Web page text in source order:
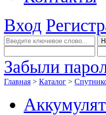
Вход
Забыли
Главная > Каталог >